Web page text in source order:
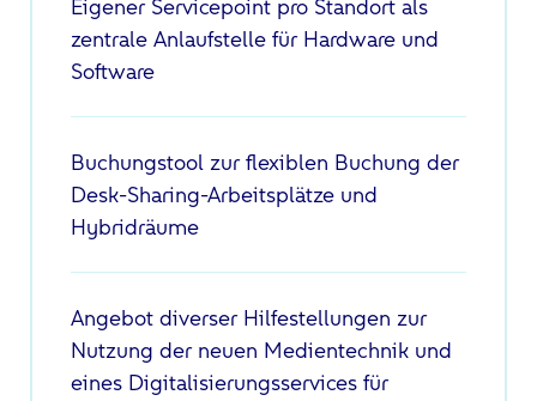
Eigener Servicepoint pro Standort als
zentrale Anlaufstelle für Hardware und
Software
Buchungstool zur flexiblen Buchung der
Desk-Sharing-Arbeitsplätze und
Hybridräume
Angebot diverser Hilfestellungen zur
Nutzung der neuen Medientechnik und
eines Digitalisierungsservices für